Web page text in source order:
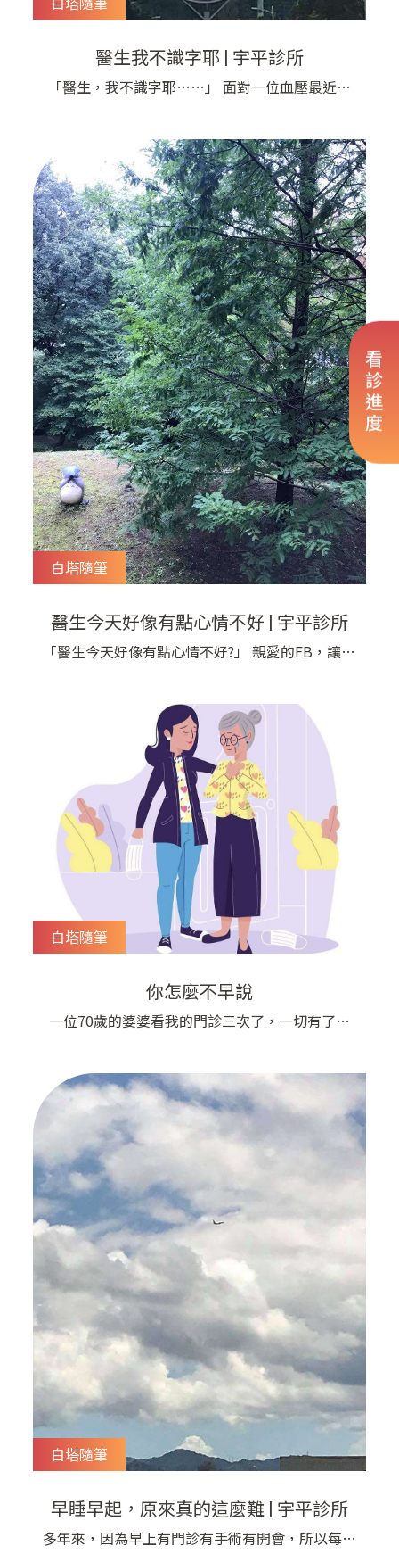
看診進度
醫生我不識字耶 | 宇平診所
「醫生，我不識字耶……」 面對一位血壓最近控
又自動啟動了? 「這個藥袋上不是有寫一天吃兩次
嗎，你怎麼都沒有照著吃？」 「醫生，我不識字
耶……」 「……………」 身為接受國家及家庭高
度教育栽培，取得醫學學位還有博士學位的我，再
度深深地無言了，這就是我自己知
白塔隨筆
醫生今天好像有點心情不好 | 宇平診所
「醫生今天好像有點心情不好?」 親愛的FB，讓我
冒生病，甚至值班半夜被叫起來幫病人急救，我都
能夠用穩定低沉帶著自信的語調，向病人和家屬清
楚地解釋病情?。 昨天也許是週末吧，讓我揣著放
假的情緒上班；也許是第一個病人就糊裡糊塗地把
打通血路的藥，自做主張多吃
白塔隨筆
你怎麼不早說
​一位70歲的婆婆看我的門診三次了，一切有了進
的女兒來陪診了​看得出來媽媽把女兒教育的很好，
一身專業套裝，頭髮妝容打扮精緻，在今天上班日
有非常銳利的眼神​「醫生我要跟你說，我媽媽很多
都沒有告訴你喔。」「我媽媽平常都不是這個樣子
的⋯⋯」「媽你怎麼這個也沒告訴
白塔隨筆
早睡早起，原來真的這麼難 | 宇平診所
多年來，因為早上有門診有手術有開會，所以每天